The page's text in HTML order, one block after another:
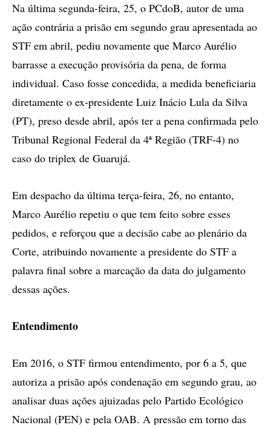
Na última segunda-feira, 25, o PCdoB, autor de uma
ação contrária a prisão em segundo grau apresentada ao
STF em abril, pediu novamente que Marco Aurélio
barrasse a execução provisória da pena, de forma
individual. Caso fosse concedida, a medida beneficiaria
diretamente o ex-presidente Luiz Inácio Lula da Silva
(PT), preso desde abril, após ter a pena confirmada pelo
Tribunal Regional Federal da 4ª Região (TRF-4) no
caso do triplex de Guarujá.
Em despacho da última terça-feira, 26, no entanto,
Marco Aurélio repetiu o que tem feito sobre esses
pedidos, e reforçou que a decisão cabe ao plenário da
Corte, atribuindo novamente a presidente do STF a
palavra final sobre a marcação da data do julgamento
dessas ações.
Entendimento
Em 2016, o STF firmou entendimento, por 6 a 5, que
autoriza a prisão após condenação em segundo grau, ao
analisar duas ações ajuizadas pelo Partido Ecológico
Nacional (PEN) e pela OAB. A pressão em torno das